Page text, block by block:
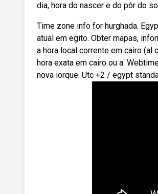
dia, hora do nascer e do pôr do
Time zone info for hurghada.
atual em egito. Obter mapas,
a hora local corrente em cairo (al
hora exata em cairo ou a.
nova iorque. Utc +2 / egypt